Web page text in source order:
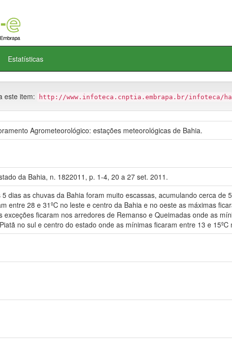
Estatísticas
este item: http://www.infoteca.cnptia.embrapa.br/infoteca/
Agrometeorológico: estações meteorológicas de Bahia.
da Bahia, n. 1822011, p. 1-4, 20 a 27 set. 2011.
5 dias as chuvas da Bahia foram muito escassas, acumulando cerca
entre 28 e 31ºC no leste e centro da Bahia e no oeste as máximas
exceções ficaram nos arredores de Remanso e Queimadas onde as
no sul e centro do estado onde as mínimas ficaram entre 13 e 15ºC